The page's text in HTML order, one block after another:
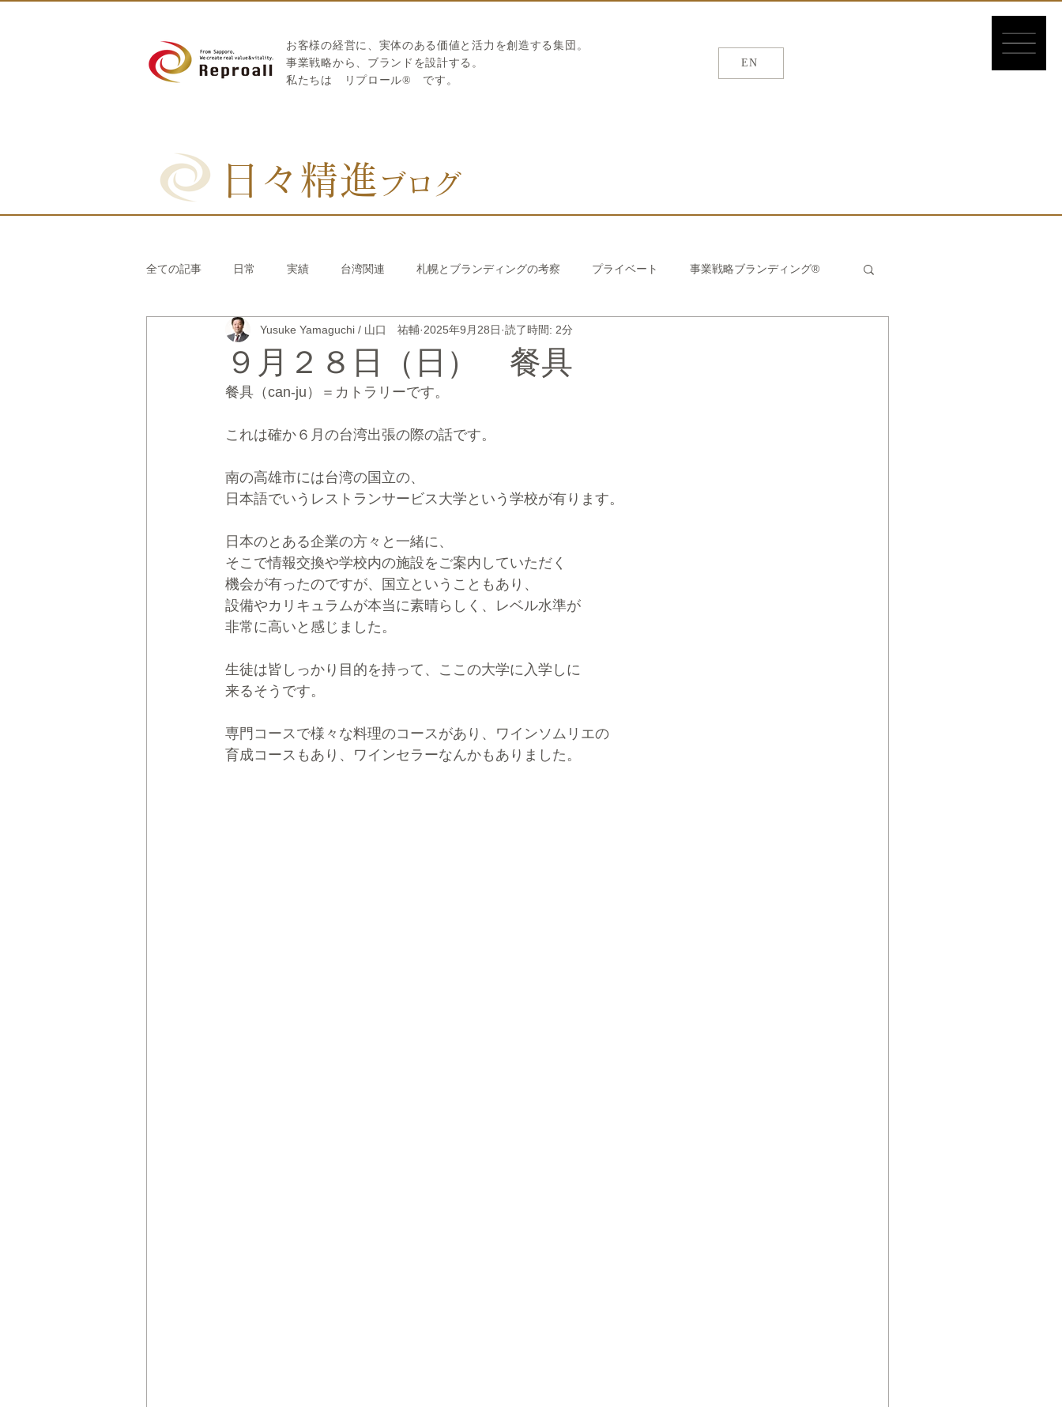
お客様の経営に、実体のある価値と活力を創造する集団。
​事業戦略から、ブランドを設計する。
私たちは
リプロール® です。
EN 繁体/簡体
日々精進 ブログ
全ての記事 日常 実績 台湾関連 札幌とブランディングの考察 プライベート 事業戦略ブランディング®
リブランディング® さとうきび繊維のストロー 中国香港関連 韓国関連
CRMブランディング® デジタルマーケティングブランディング®
９月２８日（日） 餐具
Yusuke Yamaguchi / 山口 祐輔 2025年9月28日 読了時間: 2分
餐具（can-ju）＝カトラリーです。
これは確か６月の台湾出張の際の話です。
南の高雄市には台湾の国立の、
日本語でいうレストランサービス大学という学校が有ります。
日本のとある企業の方々と一緒に、
そこで情報交換や学校内の施設をご案内していただく
機会が有ったのですが、国立ということもあり、
設備やカリキュラムが本当に素晴らしく、レベル水準が
非常に高いと感じました。
生徒は皆しっかり目的を持って、ここの大学に入学しに
来るそうです。
専門コースで様々な料理のコースがあり、ワインソムリエの
育成コースもあり、ワインセラーなんかもありました。